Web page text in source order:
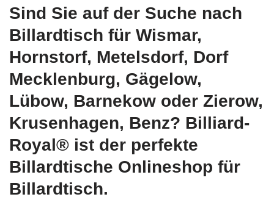
Sind Sie auf der Suche nach
Billardtisch für Wismar,
Hornstorf, Metelsdorf, Dorf
Mecklenburg, Gägelow,
Lübow, Barnekow oder Zierow,
Krusenhagen, Benz? Billiard-
Royal® ist der perfekte
Billardtische Onlineshop für
Billardtisch.